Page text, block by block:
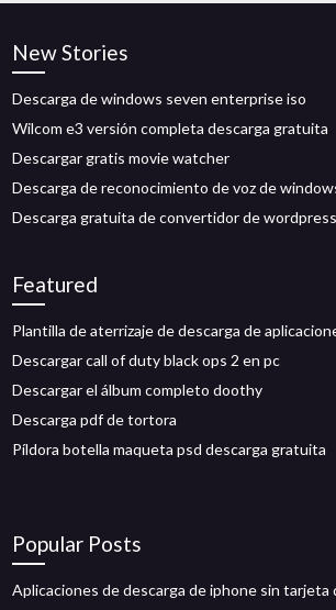
New Stories
Descarga de windows seven enterprise iso
Wilcom e3 versión completa descarga gratuita
Descargar gratis movie watcher
Descarga de reconocimiento de voz de
Descarga gratuita de convertidor de
Featured
Plantilla de aterrizaje de descarga de
Descargar call of duty black ops 2 en pc
Descargar el álbum completo doothy
Descarga pdf de tortora
Píldora botella maqueta psd descarga gratuita
Popular Posts
Aplicaciones de descarga de iphone sin tarjeta